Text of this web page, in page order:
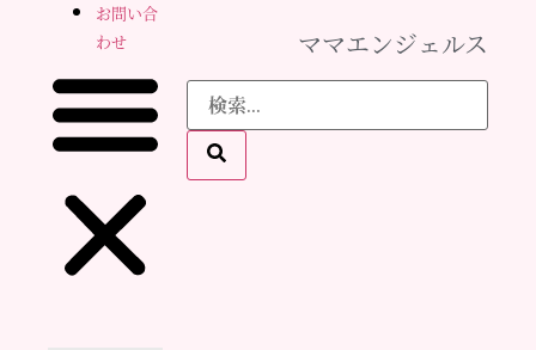
お問い合
わせ
ママエンジェルス